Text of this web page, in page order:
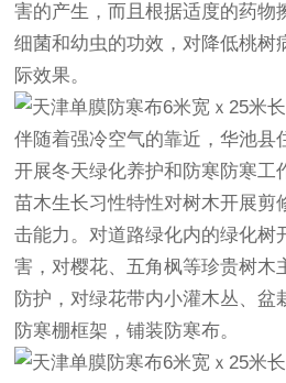
害的产生，而且根据适度的药物
细菌和幼虫的功效，对降低桃树
际效果。
伴随着强冷空气的靠近，华池县
开展冬天绿化养护和防寒防寒工
苗木生长习性特性对树木开展剪
击能力。对道路绿化内的绿化树
害，对樱花、五角枫等珍贵树木
防护，对绿花带内小灌木丛、盆
防寒棚框架，铺装 防寒布。